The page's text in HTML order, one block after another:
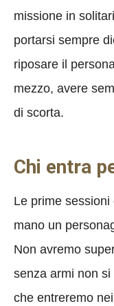
missione in
portarsi sempre
riposare il
mezzo, avere
di scorta.
Chi entra
Le prime
mano un
Non avremo
senza armi non
che entreremo